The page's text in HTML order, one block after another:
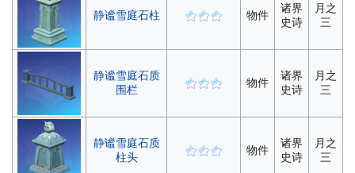
静谧雪庭石柱 物件
诸界
史诗
月之
三
静谧雪庭石质
围栏
物件
诸界
史诗
月之
三
静谧雪庭石质
柱头
物件
诸界
史诗
月之
三